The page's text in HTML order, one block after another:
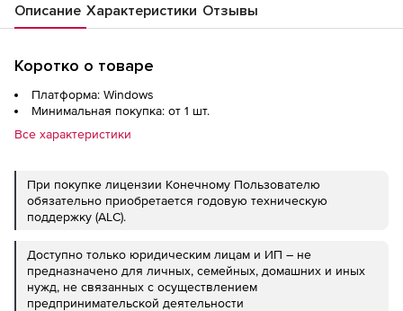
Описание Характеристики Отзывы
Коротко о товаре
Платформа: Windows
Минимальная покупка: от 1 шт.
Все характеристики
При покупке лицензии Конечному Пользователю
обязательно приобретается годовую техническую
поддержку (ALC).
Доступно только юридическим лицам и ИП – не
предназначено для личных, семейных, домашних и иных
нужд, не связанных с осуществлением
предпринимательской деятельности